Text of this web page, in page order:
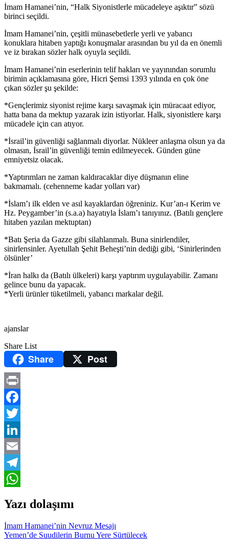
İmam Hamanei’nin, “Halk Siyonistlerle mücadeleye aşıktır” sözü
birinci seçildi.
İmam Hamanei’nin, çeşitli münasebetlerle yerli ve yabancı
konuklara hitaben yaptığı konuşmalar arasından bu yıl da en önemli
ve iz bırakan sözler halk oyuyla seçildi.
İmam Hamanei’nin eserlerinin telif hakları ve yayınından sorumlu
birimin açıklamasına göre, Hicri Şemsi 1393 yılında en çok öne
çıkan sözler şu şekilde:
*Gençlerimiz siyonist rejime karşı savaşmak için müracaat ediyor,
hatta bana da mektup yazarak izin istiyorlar. Halk, siyonistlere karşı
mücadele için can atıyor.
*İsrail’in güvenliği sağlanmalı diyorlar. Nükleer anlaşma olsun ya da
olmasın, İsrail’in güvenliği temin edilmeyecek. Günden güne
emniyetsiz olacak.
*Yaptırımları ne zaman kaldıracaklar diye düşmanın eline
bakmamalı. (cehenneme kadar yolları var)
*İslam’ı ilk elden ve asıl kayaklardan öğreniniz. Kur’an-ı Kerim ve
Hz. Peygamber’in (s.a.a) hayatıyla İslam’ı tanıyınız. (Batılı gençlere
hitaben yazılan mektuptan)
*Batı Şeria da Gazze gibi silahlanmalı. Buna sinirlendiler,
sinirlensinler. Ayetullah Şehit Beheşti’nin dediği gibi, ‘Sinirlerinden
ölsünler’
*İran halkı da (Batılı ülkeleri) karşı yaptırım uygulayabilir. Zamanı
gelince bunu da yapacak.
*Yerli ürünler tüketilmeli, yabancı markalar değil.
ajanslar
Share List
Share Post
Print
Facebook
Twitter
LinkedIn
Email
Telegram
Yazı dolaşımı
İmam Hamanei’nin Nevruz Mesajı
Yemen’de Suudilerin Burnu Yere Sürtülecek